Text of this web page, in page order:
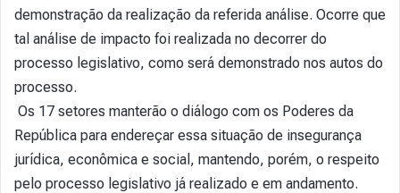
demonstração da realização da referida análise. Ocorre que
tal análise de impacto foi realizada no decorrer do
processo legislativo, como será demonstrado nos autos do
processo.
Os 17 setores manterão o diálogo com os Poderes da
República para endereçar essa situação de insegurança
jurídica, econômica e social, mantendo, porém, o respeito
pelo processo legislativo já realizado e em andamento.